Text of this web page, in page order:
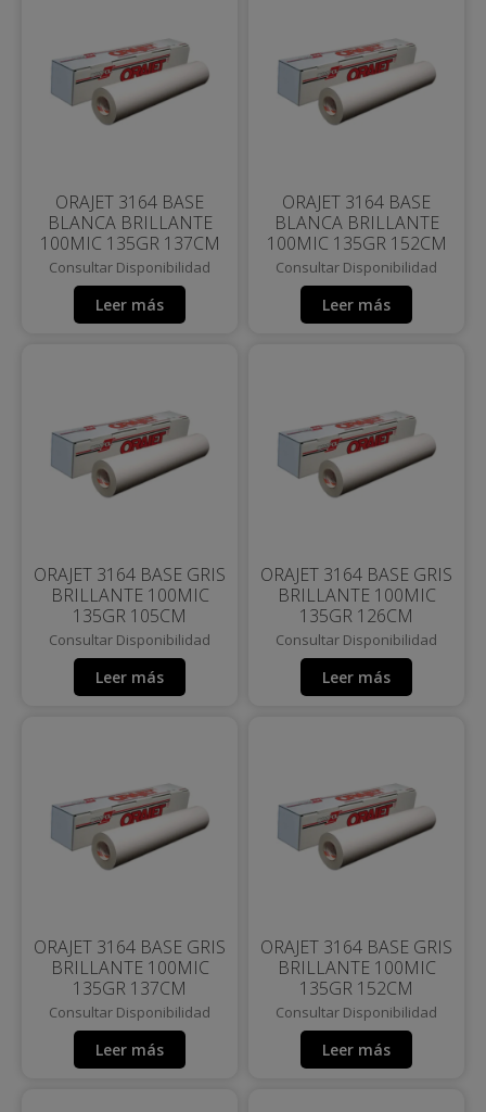
ORAJET 3164 BASE
BLANCA BRILLANTE
100MIC 135GR 137CM
Consultar Disponibilidad
Leer más
ORAJET 3164 BASE
BLANCA BRILLANTE
100MIC 135GR 152CM
Consultar Disponibilidad
Leer más
ORAJET 3164 BASE GRIS
BRILLANTE 100MIC
135GR 105CM
Consultar Disponibilidad
Leer más
ORAJET 3164 BASE GRIS
BRILLANTE 100MIC
135GR 126CM
Consultar Disponibilidad
Leer más
ORAJET 3164 BASE GRIS
BRILLANTE 100MIC
135GR 137CM
Consultar Disponibilidad
Leer más
ORAJET 3164 BASE GRIS
BRILLANTE 100MIC
135GR 152CM
Consultar Disponibilidad
Leer más